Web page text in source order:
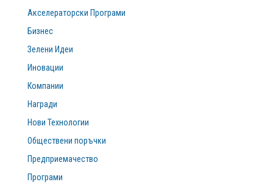
Акселераторски Програми
Бизнес
Зелени Идеи
Иновации
Компании
Награди
Нови Технологии
Обществени поръчки
Предприемачество
Програми